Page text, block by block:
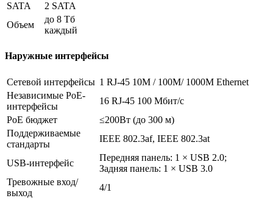
SATA
2 SATA
Объем
до 8 Тб
каждый
Наружные интерфейсы
Сетевой интерфейсы 1 RJ-45 10M / 100M/ 1000M Ethernet
Независимые PoE-
интерфейсы
16 RJ-45 100 Мбит/с
PoE бюджет
≤200Вт (до 300 м)
Поддерживаемые
стандарты
IEEE 802.3af, IEEE 802.3at
USB-интерфейс
Передняя панель: 1 × USB 2.0;
Задняя панель: 1 × USB 3.0
Тревожные вход/
выход
4/1